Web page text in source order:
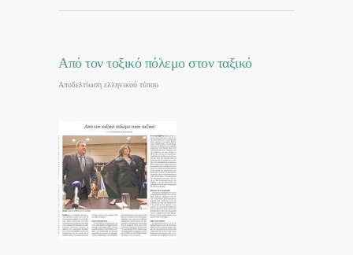
Από τον τοξικό πόλεμο στον ταξικό
Αποδελτίωση ελληνικού τύπου